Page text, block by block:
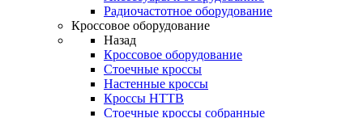
Радиочастотное оборудование
Кроссовое оборудование
Назад
Кроссовое оборудование
Стоечные кроссы
Настенные кроссы
Кроссы HTTB
Стоечные кроссы собранные